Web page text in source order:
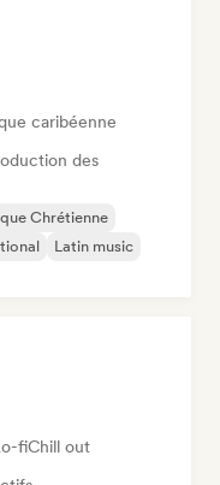
caribéenne
des
Chrétienne
Latin music
fiChill out